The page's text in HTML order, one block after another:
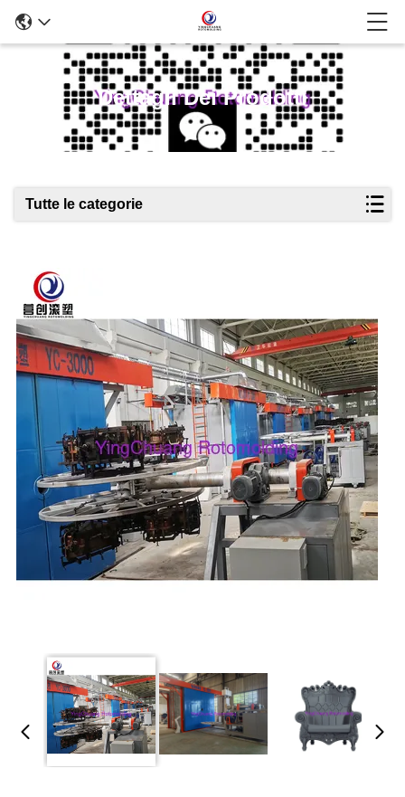
Dettagli Dei Prodotti
Tutte le categorie